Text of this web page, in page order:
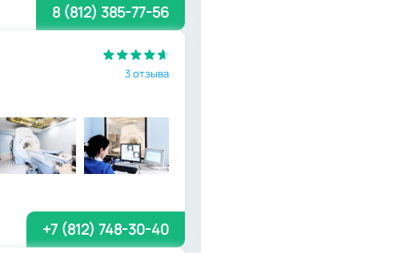
8 (812) 385-77-56
3 отзыва
+7 (812) 748-30-40